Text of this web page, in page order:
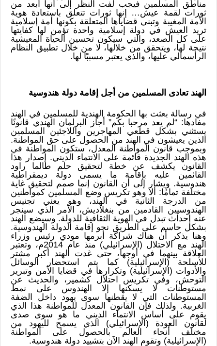
مناطق المسلمين فيجب لفت النظر إلى أنها أبعد من
ثورات لقمة عيش… إنها ثورات تتعلق باستعادة هوية
الأمة المغيبة وتبني قضاياها المتعلقة بكونها أمة إسلامية
تريد العيش في دولة إسلامية واحدة تؤمن لها كفايتها
على كل الصعد، والتي سيكون تحسين الحياة المعيشية
نتيجة لها، ويتحقق من خلالها، لا من خلال تطبيق النظام
الرأسمالي عليها، والذي يعتبر مسببًا لها.
الهند تعادى المسلمين من أجل إقامة دولة هندوسية
في رسالة بعثت بها الحكومة الهندية للمسلمين في الهند
مفادها: “لم يعد مرحبا بكم” أجاز البرلمان الهندي قانونًا
يستثني بشكل قطعي المهاجرين واللاجئين المسلمين
الذين يعيشون في الهند من الحصول على حق المواطنة.
وبموجب قانون المواطنة المعدل، ستكون المواطنة في
هذه الهند الجديدة قائمة على الانتماء الديني. إصدار هذا
القانون يكشف عن خطة لتحقيق حلم طالما راود
القائمين عليه بإقامة ما يسمى دولة ديمقراطية
هندوسية. ويشار إلى أن القانون إنما صمم لتحقيق غاية
مختلفة تمامًا: ألا وهو تكريس وضع المسلمين كمواطنين
من الدرجة الثانية في الهند، وهو يعني تجنيس
الهندوسيين القادمين من بنغلاديش، الأمر الذي سينجر
عنه إحداث تبدل في الهوية الثقافية للدولة. وسيضع الهند
بشكل حاسم على الطريق نحو إقامة الدولة الهندوسية.
وهنا يذكر أن هناك شراكة أبرمها مودي رئيس وزراء
الهند مع الاحتلال (الإسرائيلي) منذ عام 2014م، وتعتبر
العلاقة بينهما في أوجها، حتى غدت الهند أكبر مشتر
للأسلحة (الإسرائيلية) كما يتم استحضار الوسائل
والأدوات (الإسرائيلية) وتكرارها في قضايا الأمن وتبرير
التوحش، وفي تكريس احتلال كشمير، والحديث عن
مستوطنات لا يسكنها إلا الهندوس على نمط
المستوطنات التي لا يقطنها سوى يهود داخل الضفة
الغربية. ولذلك فإن القانون المعدل للمواطنة هذا الذي
يقوم على أساس الانتماء الديني ما هو سوى صدى
لقانون العودة (الإسرائيلي) الذي يسمح لليهود من
مختلف أنحاء العالم بالحصول على المواطنة
(الإسرائيلية) وتقوم الهند الآن بتشييد دولة هندوسية.